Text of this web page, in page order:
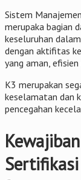
Sistem
merupaka bagian
keseluruhan
dengan aktifitas
yang aman,
K3 merupakan
keselamatan dan
pencegahan